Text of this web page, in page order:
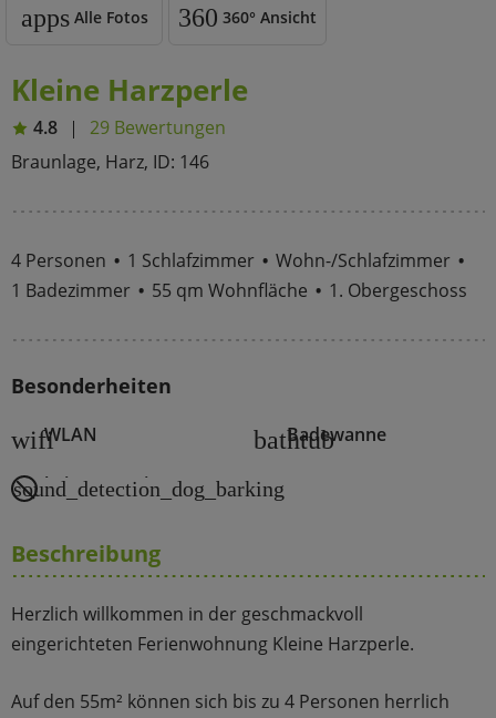
apps Alle Fotos 360 360° Ansicht
Kleine Harzperle
4.8
29 Bewertungen
Braunlage, Harz, ID: 146
4 Personen 1 Schlafzimmer
Wohn-/Schlafzimmer
1 Badezimmer
55 qm Wohnfläche 1. Obergeschoss
Besonderheiten
wifiWLAN bathtub
Badewanne
sound_detection_dog_barking
keine Haustiere
Beschreibung
Herzlich willkommen in der geschmackvoll
eingerichteten Ferienwohnung Kleine Harzperle.
Auf den 55m² können sich bis zu 4 Personen herrlich